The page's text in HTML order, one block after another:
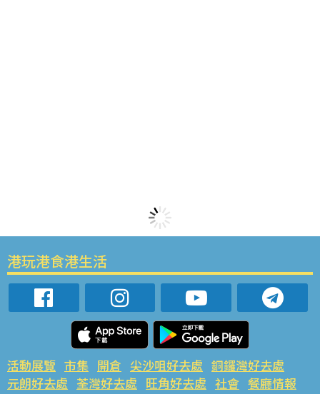
港玩港食港生活
活動展覽 市集 開倉 尖沙咀好去處 銅鑼灣好去處
元朗好去處 荃灣好去處 旺角好去處 社會 餐廳情報